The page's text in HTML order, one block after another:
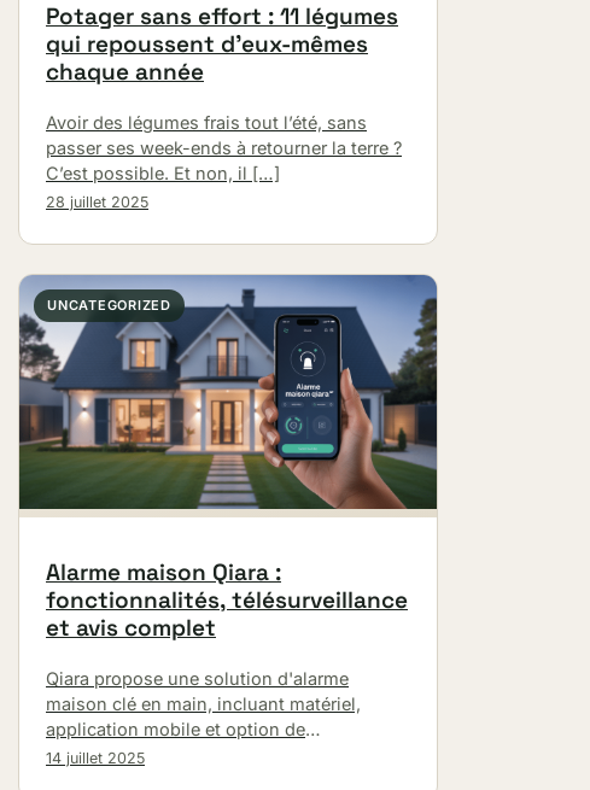
Potager sans effort : 11 légumes
qui repoussent d’eux-mêmes
chaque année
28 juillet 2025
Avoir des légumes frais tout l’été, sans
passer ses week-ends à retourner la terre ?
C’est possible. Et non, il […]
UNCATEGORIZED
Alarme maison Qiara :
fonctionnalités, télésurveillance
et avis complet
14 juillet 2025
Qiara propose une solution d'alarme
maison clé en main, incluant matériel,
application mobile et option de
télésurveillance. Une protection intelligente